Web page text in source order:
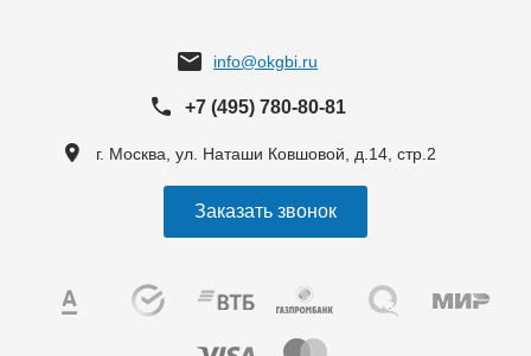
info@okgbi.ru
+7 (495) 780-80-81
г. Москва, ул. Наташи Ковшовой, д.14, стр.2
Заказать звонок